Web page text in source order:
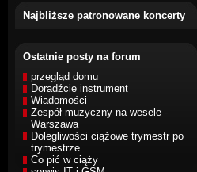
Najbliższe patronowane koncerty
Ostatnie posty na forum
przegląd domu
Doradźcie instrument
Wiadomości
Zespół muzyczny na wesele -
Warszawa
Dolegliwości ciążowe trymestr po
trymestrze
Co pić w ciąży